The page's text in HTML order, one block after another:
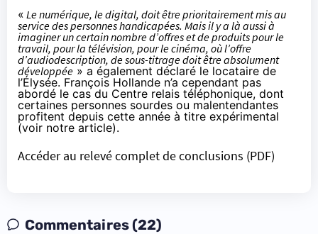
« Le numérique, le digital, doit être prioritairement mis au
service des personnes handicapées. Mais il y a là aussi à
imaginer un certain nombre d’offres et de produits pour le
travail, pourla télévision, pour lecinéma, où l’offre
d’audiodescription, de sous-titrage doit être absolument
développée » a également déclaré le locataire de
l’Élysée. François Hollande n’a cependant pas
abordé le cas du Centre relais téléphonique, dont
certaines personnes sourdes ou malentendantes
profitent depuis cette année à titre expérimental
(voir notre article).
Accéder au relevé complet de conclusions (PDF)
Commentaires (22)